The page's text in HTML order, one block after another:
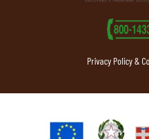
Privacy Policy &